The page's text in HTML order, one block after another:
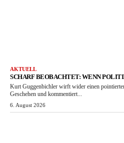
AKTUELL
SCHARF BEOBACHTET: WENN
Kurt Guggenbichler wirft wider einen
Geschehen und kommentiert...
6. August 2026